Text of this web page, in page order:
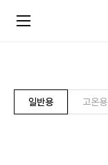
일반용 고온용